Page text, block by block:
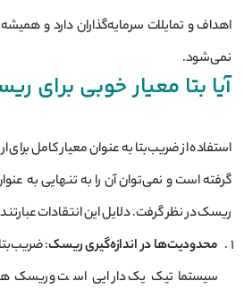
اهداف و تمایلات سرمایه‌گذاران دارد و
نمی‌شود.
آیا بتا معیار خوبی برای
استفاده از ضریب‌بتا به عنوان معیار کامل برای
گرفته است و نمی‌توان آن را به تنهایی به
ریسک در نظر گرفت. دلایل این انتقادات عبارتند
محدودیت‌ها در اندازه‌گیری ریسک:
سیستماتیک یک دارایی است و